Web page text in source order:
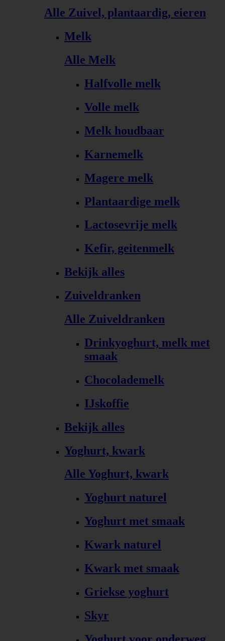
Alle Zuivel, plantaardig, eieren
Melk
Alle Melk
Halfvolle melk
Volle melk
Melk houdbaar
Karnemelk
Magere melk
Plantaardige melk
Lactosevrije melk
Kefir, geitenmelk
Bekijk alles
Zuiveldranken
Alle Zuiveldranken
Drinkyoghurt, melk met
smaak
Chocolademelk
IJskoffie
Bekijk alles
Yoghurt, kwark
Alle Yoghurt, kwark
Yoghurt naturel
Yoghurt met smaak
Kwark naturel
Kwark met smaak
Griekse yoghurt
Skyr